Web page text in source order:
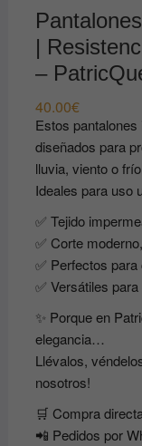
|
–
40.00€
Estos
diseñados para
lluvia, viento o
Ideales para uso
✅ Tejido
✅ Corte
✅ Perfectos
✅ Versátiles
✨ Porque en
elegancia…
Llévalos,
nosotros!
🛒 Compra
📲 Pedidos por